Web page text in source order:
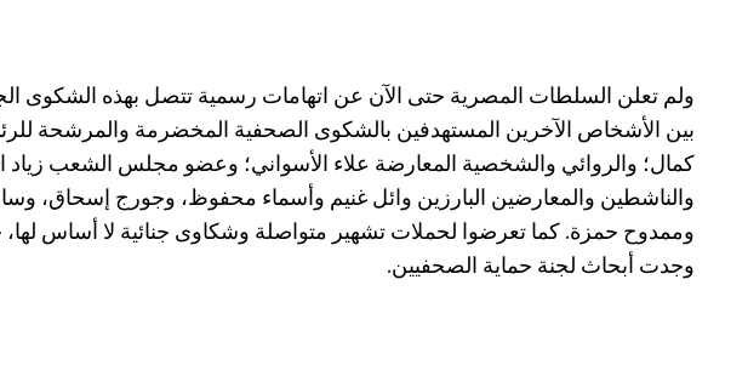
ولم تعلن السلطات المصرية حتى الآن عن اتهامات رسمية تتصل بهذه الشكوى
بين الأشخاص الآخرين المستهدفين بالشكوى الصحفية المخضرمة والمرشحة
كمال؛ والروائي والشخصية المعارضة علاء الأسواني؛ وعضو مجلس الشعب زياد
والناشطين والمعارضين البارزين وائل غنيم وأسماء محفوظ، وجورج إسحاق،
وممدوح حمزة. كما تعرضوا لحملات تشهير متواصلة وشكاوى جنائية لا أساس
وجدت أبحاث لجنة حماية الصحفيين.